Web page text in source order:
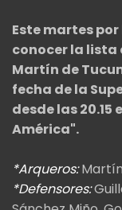
Este martes
conocer la lista
Martín de
fecha de la
desde las 20.15
América".
*Arqueros:Martín
*Defensores: